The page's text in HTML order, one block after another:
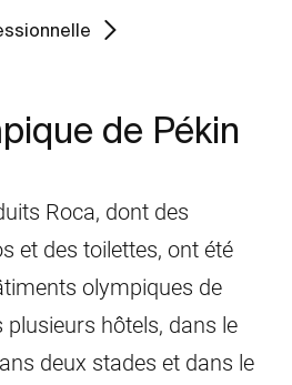
de Pékin
Roca, dont des
et des toilettes, ont été
olympiques de
plusieurs hôtels, dans le
deux stades et dans le